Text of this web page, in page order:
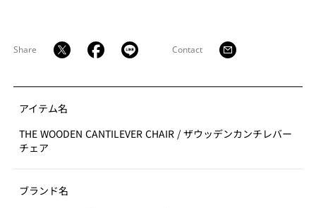
とは思えない、無垢材のような柔らかな手触りと木の温
もりを感じられる仕上がりを実現しました。フレームが
インを持つ独立した縦の部材が、同じ木製の横の部材に
よって連結され、一つの美しい造形へと統合されていま
す。
昇華されました。
Share Contact
アイテム名
THE WOODEN CANTILEVER CHAIR / ザウッデンカンチレバー
チェア
ブランド名